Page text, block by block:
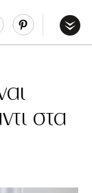
Tweet
στα